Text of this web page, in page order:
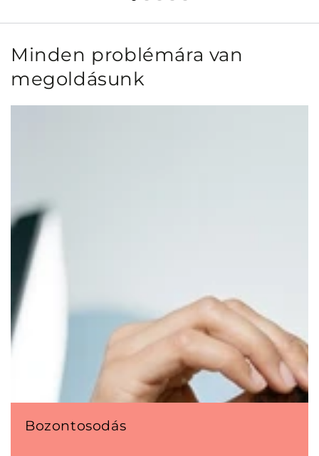
Minden problémára van
megoldásunk
Bozontosodás